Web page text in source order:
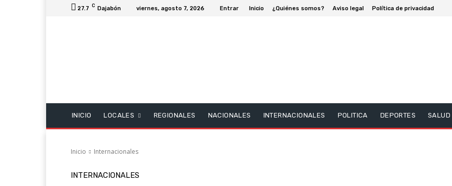
27.7 C Dajabón viernes, agosto 7, 2026 Entrar Inicio ¿Quiénes somos? Aviso legal Política de privacidad
INICIO LOCALES REGIONALES NACIONALES INTERNACIONALES POLITICA DEPORTES SALUD
Inicio Internacionales
INTERNACIONALES